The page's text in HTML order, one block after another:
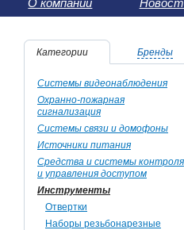
О компании
Категории Бренды
Системы видеонаблюдения
Охранно-пожарная
сигнализация
Системы связи и домофоны
Источники питания
Средства и системы контроля
и управления доступом
Инструменты
Отвертки
Наборы резьбонарезные